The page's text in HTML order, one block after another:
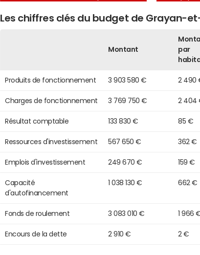
Les chiffres clés du budget de Grayan-
Montant
par
Produits de fonctionnement 3 903 580 € 2 490
Charges de fonctionnement 3 769 750 € 2 404
Résultat comptable 133 830 € 85 €
Ressources d'investissement 567 650 € 362 €
Emplois d'investissement 249 670 € 159 €
Capacité
d'autofinancement
1 038 130 € 662 €
Fonds de roulement 3 083 010 € 1 966
Encours de la dette 2 910 € 2 €